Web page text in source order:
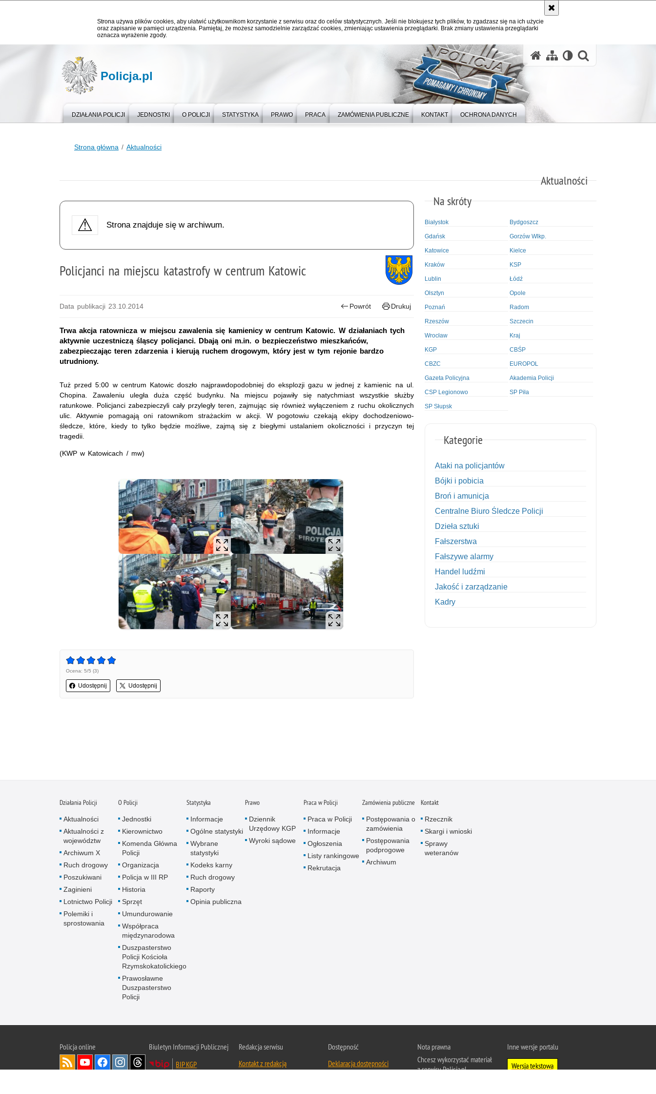
Strona używa plików cookies, aby ułatwić użytkownikom korzystanie z serwisu oraz do celów statystycznych. Jeśli nie blokujesz tych plików, to zgadzasz się na ich użycie
oraz zapisanie w pamięci urządzenia. Pamiętaj, że możesz samodzielnie zarządzać cookies, zmieniając ustawienia przeglądarki. Brak zmiany ustawienia przeglądarki
oznacza wyrażenie zgody.
Policja.pl
DZIAŁANIA POLICJI JEDNOSTKI O POLICJI STATYSTYKA PRAWO PRACA ZAMÓWIENIA PUBLICZNE KONTAKT OCHRONA DANYCH
Strona główna Aktualności
Aktualności
Strona znajduje się w archiwum.
Policjanci na miejscu katastrofy w centrum Katowic
Data publikacji 23.10.2014 Powrót Drukuj
Trwa akcja ratownicza w miejscu zawalenia się kamienicy w centrum Katowic. W działaniach tych
aktywnie uczestniczą śląscy policjanci. Dbają oni m.in. o bezpieczeństwo mieszkańców,
zabezpieczając teren zdarzenia i kierują ruchem drogowym, który jest w tym rejonie bardzo
utrudniony.
Tuż przed 5:00 w centrum Katowic doszło najprawdopodobniej do eksplozji gazu w jednej z kamienic na ul.
Chopina. Zawaleniu uległa duża część budynku. Na miejscu pojawiły się natychmiast wszystkie służby
ratunkowe. Policjanci zabezpieczyli cały przyległy teren, zajmując się również wyłączeniem z ruchu okolicznych
ulic. Aktywnie pomagają oni ratownikom strażackim w akcji. W pogotowiu czekają ekipy dochodzeniowo-
śledcze, które, kiedy to tylko będzie możliwe, zajmą się z biegłymi ustalaniem okoliczności i przyczyn tej
tragedii.
(KWP w Katowicach / mw)
Ocena: 5/5 (3)
Udostępnij Udostępnij
Na skróty
Białystok Bydgoszcz
Gdańsk Gorzów Wlkp.
Katowice Kielce
Kraków KSP
Lublin Łódź
Olsztyn Opole
Poznań Radom
Rzeszów Szczecin
Wrocław Kraj
KGP CBŚP
CBZC EUROPOL
Gazeta Policyjna Akademia Policji
CSP Legionowo SP Piła
SP Słupsk
Kategorie
Ataki na policjantów
Bójki i pobicia
Broń i amunicja
Centralne Biuro Śledcze Policji
Dzieła sztuki
Fałszerstwa
Fałszywe alarmy
Handel ludźmi
Jakość i zarządzanie
Kadry
Nietrzeźwi kierujący
Nietrzeźwi pracownicy
Niszczenie mienia
Policjant z pasją
Pożary i podpalenia
Pranie brudnych pieniędzy
Działania Policji
Aktualności
Aktualności z
województw
Archiwum X
Ruch drogowy
Poszukiwani
Zaginieni
Lotnictwo Policji
Polemiki i
sprostowania
O Policji
Jednostki
Kierownictwo
Komenda Główna
Policji
Organizacja
Policja w III RP
Historia
Sprzęt
Umundurowanie
Współpraca
międzynarodowa
Duszpasterstwo
Policji Kościoła
Rzymskokatolickiego
Prawosławne
Duszpasterstwo
Policji
Statystyka
Informacje
Ogólne statystyki
Wybrane
statystyki
Kodeks karny
Ruch drogowy
Raporty
Opinia publiczna
Prawo
Dziennik
Urzędowy KGP
Wyroki sądowe
Praca w Policji
Praca w Policji
Informacje
Ogłoszenia
Listy rankingowe
Rekrutacja
Zamówienia publiczne
Postępowania o
zamówienia
Postępowania
podprogowe
Archiwum
Kontakt
Rzecznik
Skargi i wnioski
Sprawy
weteranów
Policjaonline
Biuletyn Informacji Publicznej
BIP KGP
Redakcja serwisu
Kontakt z redakcją
Dostępność
Deklaracja dostępności
Nota prawna
Chcesz wykorzystać materiał
z serwisu Policja.pl.
Inne wersje portalu
Wersja tekstowa